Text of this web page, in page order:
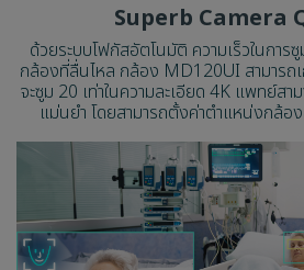
Superb Camera
ด้วยระบบโฟกัสอัตโนมัติ ความเร็วในการ
กล้องที่ลื่นไหล กล้อง MD120UI สามารถเ
จะซูม 20 เท่าในความละเอียด 4K แพทย์สา
แม่นยำ โดยสามารถตั้งค่าตำแหน่งกล้อ